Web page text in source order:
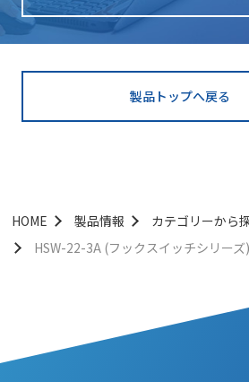
製品トップへ戻る
HOME 製品情報
カテゴリーから
HSW-22-3A (フックスイッチシリーズ)